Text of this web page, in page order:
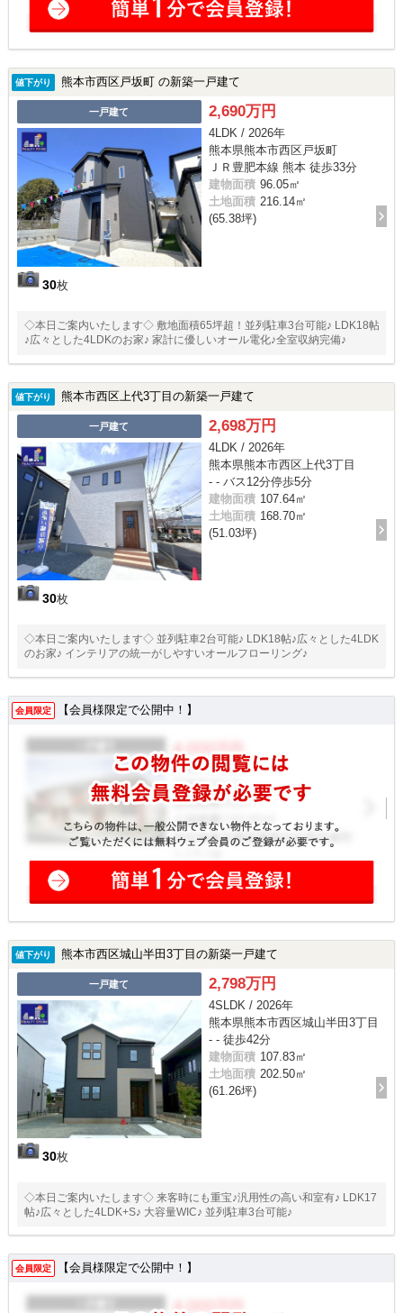
値下がり 熊本市西区戸坂町 の新築一戸建て
一戸建て
30枚
2,690万円
4LDK / 2026年
熊本県熊本市西区戸坂町
ＪＲ豊肥本線 熊本 徒歩33分
建物面積 96.05㎡
土地面積 216.14㎡
(65.38坪)
◇本日ご案内いたします◇ 敷地面積65坪超！並列駐車3台可能♪ LDK18帖
♪広々とした4LDKのお家♪ 家計に優しいオール電化♪全室収納完備♪
値下がり 熊本市西区上代3丁目の新築一戸建て
一戸建て
30枚
2,698万円
4LDK / 2026年
熊本県熊本市西区上代3丁目
- - バス12分停歩5分
建物面積 107.64㎡
土地面積 168.70㎡
(51.03坪)
◇本日ご案内いたします◇ 並列駐車2台可能♪ LDK18帖♪広々とした4LDK
のお家♪ インテリアの統一がしやすいオールフローリング♪
会員限定 【会員様限定で公開中！】
値下がり 熊本市西区城山半田3丁目の新築一戸建て
一戸建て
30枚
2,798万円
4SLDK / 2026年
熊本県熊本市西区城山半田3丁目
- - 徒歩42分
建物面積 107.83㎡
土地面積 202.50㎡
(61.26坪)
◇本日ご案内いたします◇ 来客時にも重宝♪汎用性の高い和室有♪ LDK17
帖♪広々とした4LDK+S♪ 大容量WIC♪ 並列駐車3台可能♪
会員限定 【会員様限定で公開中！】